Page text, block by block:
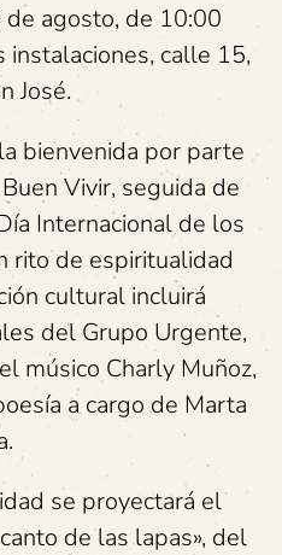
agosto, de 10:00
instalaciones, calle 15,
José.
bienvenida por parte
Vivir, seguida de
Internacional de los
rito de espiritualidad
cultural incluirá
del Grupo Urgente,
músico Charly Muñoz,
a cargo de Marta
se proyectará el
de las lapas», del